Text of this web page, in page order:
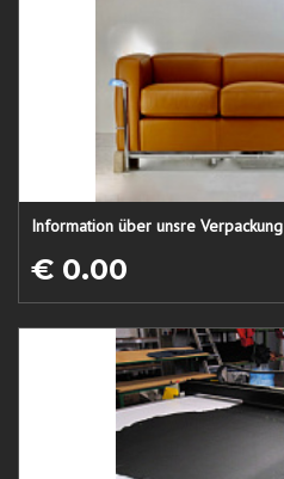
Information über unsre Verpackung
€ 0.00